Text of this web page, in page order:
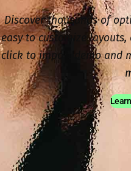
Discover thousands of
easy to customize layouts,
click to import demo and